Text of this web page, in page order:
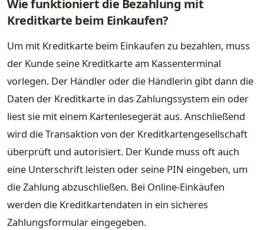
Wie funktioniert die Bezahlung mit
Kreditkarte beim Einkaufen?
Um mit Kreditkarte beim Einkaufen zu bezahlen, muss
der Kunde seine Kreditkarte am Kassenterminal
vorlegen. Der Händler oder die Händlerin gibt dann die
Daten der Kreditkarte in das Zahlungssystem ein oder
liest sie mit einem Kartenlesegerät aus. Anschließend
wird die Transaktion von der Kreditkartengesellschaft
überprüft und autorisiert. Der Kunde muss oft auch
eine Unterschrift leisten oder seine PIN eingeben, um
die Zahlung abzuschließen. Bei Online-Einkäufen
werden die Kreditkartendaten in ein sicheres
Zahlungsformular eingegeben.